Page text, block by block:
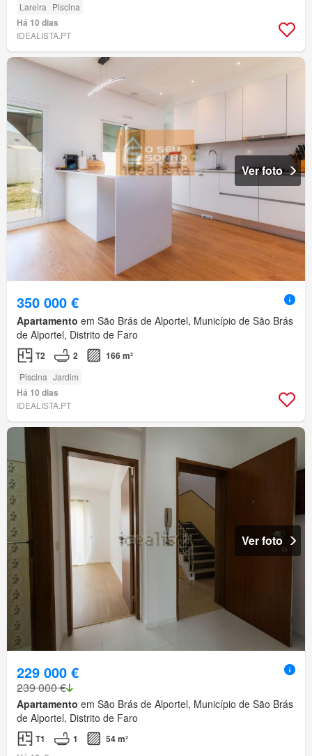
Lareira Piscina
Há 10 dias
IDEALISTA.PT
Ver foto
350 000 €
Apartamento em São Brás de Alportel, Município de São Brás
de Alportel, Distrito de Faro
T2 2 166 m²
Piscina Jardim
Há 10 dias
IDEALISTA.PT
Ver foto
229 000 €
239 000 €
Apartamento em São Brás de Alportel, Município de São Brás
de Alportel, Distrito de Faro
T1 1
54 m²